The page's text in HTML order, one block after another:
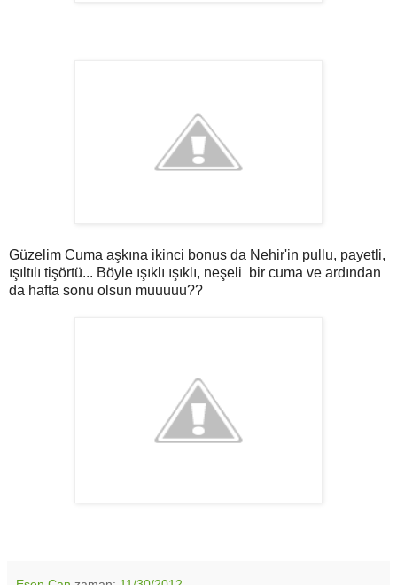
Güzelim Cuma aşkına ikinci bonus da Nehir'in pullu, payetli,
ışıltılı tişörtü... Böyle ışıklı ışıklı, neşeli bir cuma ve ardından
da hafta sonu olsun muuuuu??